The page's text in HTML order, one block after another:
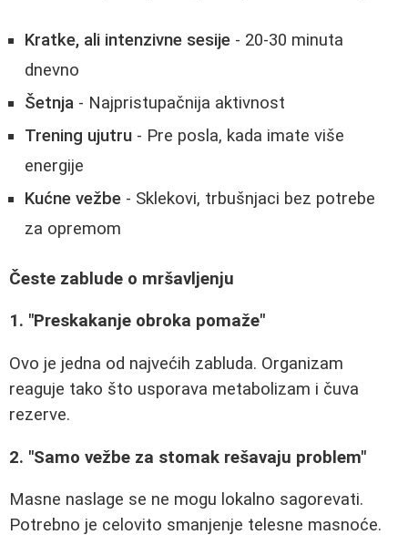
Kratke, ali intenzivne sesije - 20-30 minuta
dnevno
Šetnja - Najpristupačnija aktivnost
Trening ujutru - Pre posla, kada imate više
energije
Kućne vežbe - Sklekovi, trbušnjaci bez potrebe
za opremom
Česte zablude o mršavljenju
1. "Preskakanje obroka pomaže"
Ovo je jedna od najvećih zabluda. Organizam
reaguje tako što usporava metabolizam i čuva
rezerve.
2. "Samo vežbe za stomak rešavaju problem"
Masne naslage se ne mogu lokalno sagorevati.
Potrebno je celovito smanjenje telesne masnoće.